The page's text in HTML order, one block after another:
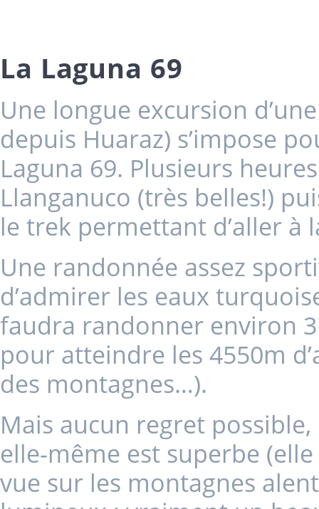
La Laguna 69
Une longue excursion
depuis Huaraz) s’impose
Laguna 69. Plusieurs
Llanganuco (très belles!)
le trek permettant d’aller à
Une randonnée assez
d’admirer les eaux
faudra randonner environ
pour atteindre les 4550m
des montagnes…).
Mais aucun regret
elle-même est superbe
vue sur les montagnes